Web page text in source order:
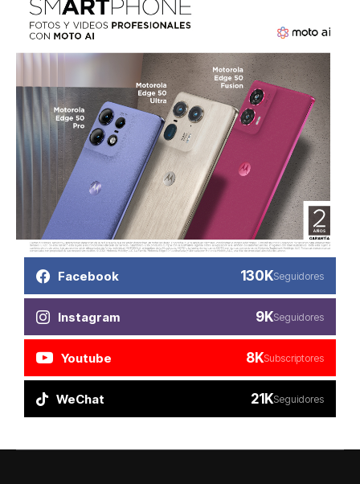
Facebook 130KSeguidores
Instagram 9KSeguidores
Youtube 8KSubscriptores
WeChat 21KSeguidores